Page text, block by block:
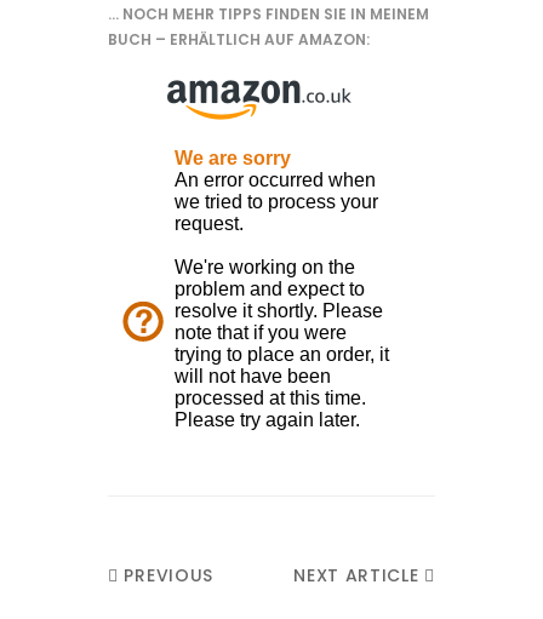
… NOCH MEHR TIPPS FINDEN SIE IN MEINEM
BUCH – ERHÄLTLICH AUF AMAZON:
PREVIOUS
NEXT ARTICLE